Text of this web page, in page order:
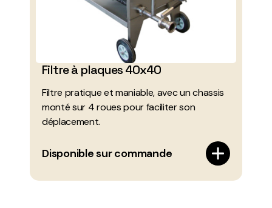
Filtre à plaques 40x40
Filtre pratique et maniable, avec un chassis
monté sur 4 roues pour faciliter son
déplacement.
Disponible sur commande